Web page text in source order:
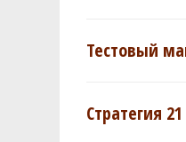
Тестовый
Стратегия 21